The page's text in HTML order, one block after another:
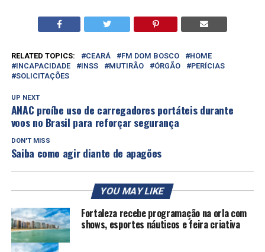
RELATED TOPICS: CEARÁ FM DOM BOSCO
HOME
INCAPACIDADE
INSS MUTIRÃO ÓRGÃO
PERÍCIAS
SOLICITAÇÕES
UP NEXT
ANAC proíbe uso de carregadores portáteis durante
voos no Brasil para reforçar segurança
DON'T MISS
Saiba como agir diante de apagões
YOU MAY LIKE
Fortaleza recebe programação na orla com
shows, esportes náuticos e feira criativa